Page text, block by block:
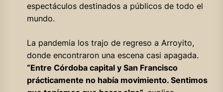
espectáculos destinados a públicos de todo el
mundo.
La pandemia los trajo de regreso a Arroyito,
donde encontraron una escena casi apagada.
“Entre Córdoba capital y San Francisco
prácticamente no había movimiento. Sentimos